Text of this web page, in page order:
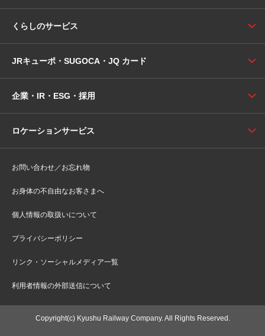
くらしのサービス
JRキューポ・SUGOCA・JQ カード
企業・IR・ESG・採用
ロケーションサービス
お問い合わせ／お忘れ物
お身体の不自由なお客さまへ
個人情報の取扱いについて
プライバシーポリシー
リンク・ソーシャルメディア一覧
利用者情報の外部送信について
Copyright(c) Kyushu Railway Company. All Rights Reserved.